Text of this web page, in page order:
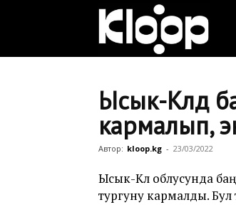
|
Ысык-Көлдө
кармалып,
Автор: kloop.kg - 23/03/2022
Ысык-Көл облусунда
тургуну кармалды.